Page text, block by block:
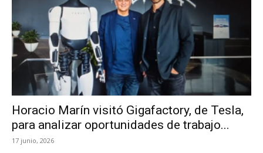
Horacio Marín visitó Gigafactory, de Tesla,
para analizar oportunidades de trabajo...
17 junio, 2026